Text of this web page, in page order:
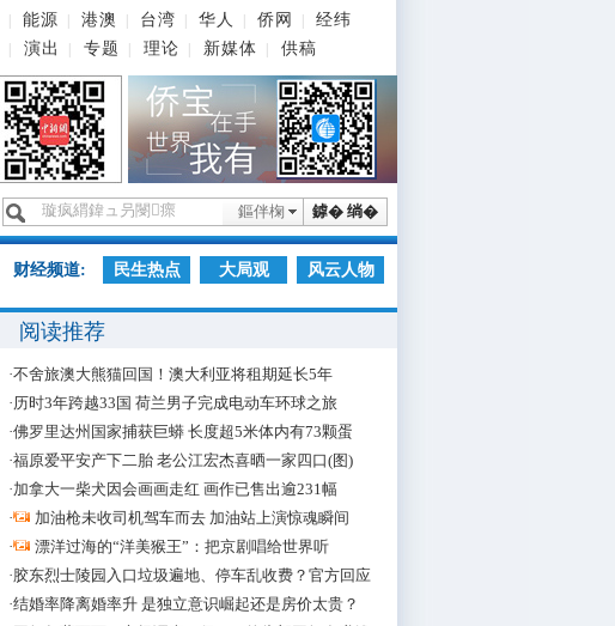
能源 港澳 台湾 华人 侨网
经纬
演出 专题 理论 新媒体 供稿
鎼� 绱�
鏂伴椈
财经频道: 民生热点 大局观 风云人物
阅读推荐
·不舍旅澳大熊猫回国！澳大利亚将租期延长5年
·历时3年跨越33国 荷兰男子完成电动车环球之旅
·佛罗里达州国家捕获巨蟒 长度超5米体内有73颗蛋
·福原爱平安产下二胎 老公江宏杰喜晒一家四口(图)
·加拿大一柴犬因会画画走红 画作已售出逾231幅
·
加油枪未收司机驾车而去 加油站上演惊魂瞬间
·
漂洋过海的“洋美猴王”：把京剧唱给世界听
·胶东烈士陵园入口垃圾遍地、停车乱收费？官方回应
·结婚率降离婚率升 是独立意识崛起还是房价太贵？